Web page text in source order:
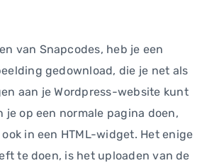
van Snapcodes, heb je een
gedownload, die je net als
aan je Wordpress-website kunt
je op een normale pagina doen,
in een HTML-widget. Het enige
te doen, is het uploaden van de